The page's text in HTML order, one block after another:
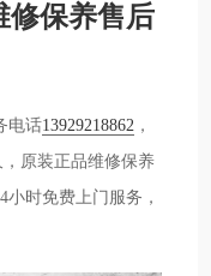
修保养售后
电话13929218862 ，
原装正品维修保养
时免费上门服务，